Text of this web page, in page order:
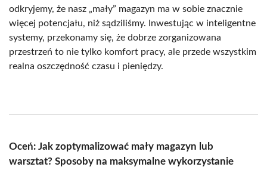
odkryjemy, że nasz „mały” magazyn ma w sobie znacznie
więcej potencjału, niż sądziliśmy. Inwestując w inteligentne
systemy, przekonamy się, że dobrze zorganizowana
przestrzeń to nie tylko komfort pracy, ale przede wszystkim
realna oszczędność czasu i pieniędzy.
Oceń: Jak zoptymalizować mały magazyn lub
warsztat? Sposoby na maksymalne wykorzystanie